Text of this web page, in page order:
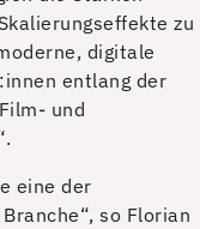
zu
digitale
entlang der
und
eine der
so Florian